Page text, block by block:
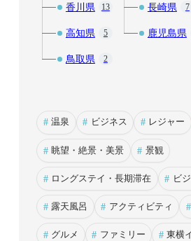
香川県 13
高知県 5
鳥取県 2
長崎県 7
鹿児島県
# 温泉 # ビジネス # レジャー
# 眺望・絶景・美景 # 景観
# ロングステイ・長期滞在 # ビ
# 露天風呂 # アクティビティ #
# グルメ # ファミリー # 東横